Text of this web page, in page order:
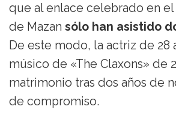
que al enlace celebrado en
de Mazan sólo han asistido
De este modo, la actriz de 28
músico de «The Claxons» de
matrimonio tras dos años de
de compromiso.